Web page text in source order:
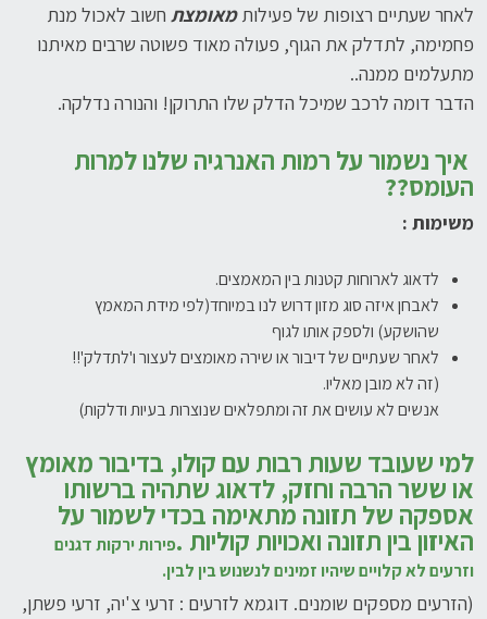
לאחר שעתיים רצופות של פעילותמאומצת חשוב לאכול מנת
פחמימה, לתדלק את הגוף, פעולה מאוד פשוטה שרבים מאיתנו
מתעלמים ממנה..
הדבר דומה לרכב שמיכל הדלק שלו התרוקן! והנורה נדלקה.
איך נשמור על רמות האנרגיה שלנו למרות
העומס??
משימות :
לדאוג לארוחות קטנות בין המאמצים.
לאבחן איזה סוג מזון דרוש לנו במיוחד(לפי מידת המאמץ
שהושקע) ולספק אותו לגוף
לאחר שעתיים של דיבור או שירה מאומצים לעצור ו'לתדלק'!!
(זה לא מובן מאליו.
אנשים לא עושים את זה ומתפלאים שנוצרות בעיות ודלקות)
למי שעובד שעות רבות עם קולו, בדיבור מאומץ
או ששר הרבה וחזק, לדאוג שתהיה ברשותו
אספקה של תזונה מתאימה בכדי לשמור על
האיזון בין תזונה ואכויות קוליות .פירות ירקות דגנים
וזרעים לא קלוייםשיהיו זמינים לנשנוש בין לבין.
(הזרעים מספקים שומנים. דוגמא לזרעים : זרעי צ'יה, זרעי פשתן,